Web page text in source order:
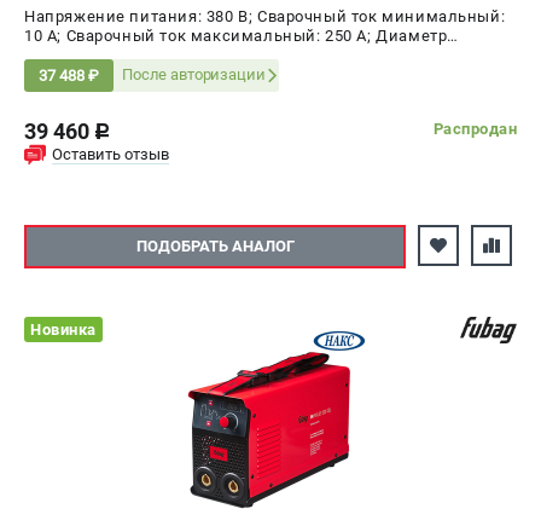
Напряжение питания: 380 В; Сварочный ток минимальный:
10 А; Сварочный ток максимальный: 250 А; Диаметр
Мощность: 10 кВт
37 488 ₽ После авторизации
39 460 c
Распродан
Оставить отзыв
ПОДОБРАТЬ АНАЛОГ
Новинка